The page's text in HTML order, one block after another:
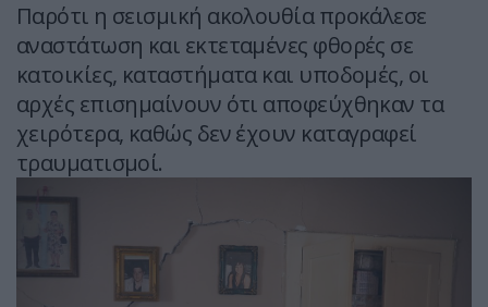
Παρότι η σεισμική ακολουθία προκάλεσε
αναστάτωση και εκτεταμένες φθορές σε
κατοικίες, καταστήματα και υποδομές, οι
αρχές επισημαίνουν ότι αποφεύχθηκαν τα
χειρότερα, καθώς δεν έχουν καταγραφεί
τραυματισμοί.